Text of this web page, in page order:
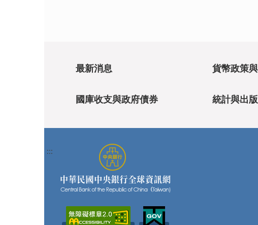
最新消息 貨幣政策
國庫收支與政府債券 統計與出
:::